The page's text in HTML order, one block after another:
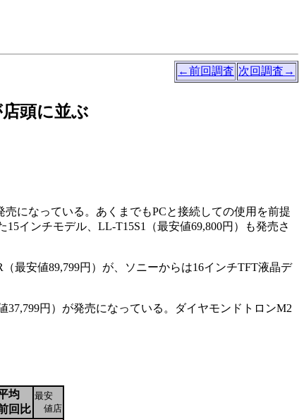
←前回調査 次回調査→
頭に並ぶ
になっている。あくまでもPCと接続しての使用を前提
インチモデル、LL-T15S1（最安値69,800円）も発売さ
最安値89,799円）が、ソニーからは16インチTFT液晶デ
円）が発売になっている。ダイヤモンドトロンM2
均
回比
最安
値店